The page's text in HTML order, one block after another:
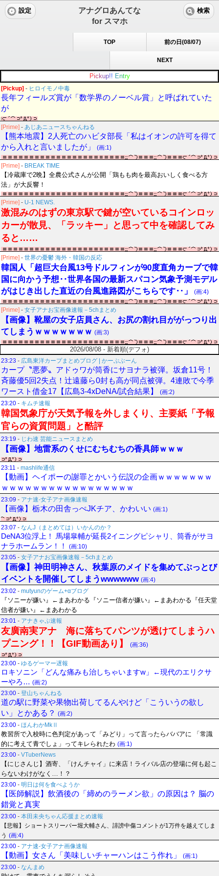
アナグロあんてな
for スマホ
設定 検索
TOP 前の日(08/07)
NEXT
Pic kup!! Entry
[Pickup] - ヒロイモノ中毒
長年フィールズ賞が「数学界のノーベル賞」と呼ばれていた
が
[Prime] - あじあニュースちゃんねる
【熊本地震】2人死亡のハビタ部長「私はイオンの許可を得て
から入れと言いましたが」
(画:1)
[Prime] - BREAK TIME
【冷蔵庫で2晩】全農公式さんが公開「鶏もも肉を最高おいしく食べる方
法」が大反響！
[Prime] - U-1 NEWS.
激混みのはずの東京駅で鍵が空いているコインロッ
カーが散見、「ラッキー」と思って中を確認してみ
ると……
[Prime] - 世界の憂鬱 海外・韓国の反応
韓国人「超巨大台風13号ドルフィンが90度直角カーブで韓
国に向かう予想‥世界各国の最新スパコン気象予測モデル
がはじき出した直近の台風進路図がこちらです‥」
(画:4)
[Prime] - 女子アナお宝画像速報－5chまとめ
【画像】靴屋の女子店員さん、お尻の割れ目ががっつり出
てしまうｗｗｗｗｗｗｗ (画:3)
2026/08/08 - 新着順(デフォ)
23:23 - 広島東洋カープまとめブログ | かーぷぶーん
カープ〝悪夢〟アドゥワが筒香にサヨナラ被弾。坂倉11号！
斉藤優5回2失点！辻遠藤ら0封も高が同点被弾。4連敗で今季
ワースト借金17【広島3-4xDeNA/試合結果】
(画:2)
23:20 - キムチ速報
韓国気象庁が天気予報を外しまくり、主要紙「予報
官らの資質問題」と酷評
23:19 - じわ速 芸能ニュースまとめ
【画像】地雷系のくせにむちむちの香具師ｗｗｗ
23:11 - mashlife通信
【動画】ヘイポーの謝罪とかいう伝説の企画ｗｗｗｗｗｗｗ
ｗｗｗｗｗｗｗｗｗｗｗｗｗｗｗｗｗ
23:09 - アナ速‐女子アナ画像速報
【画像】栃木の田舎っぺJKチア、かわいい (画:1)
23:07 - なんJ（まとめては）いかんのか？
DeNA3位浮上！ 馬場皐輔が延長2イニングピシャリ、筒香がサヨ
ナラホームラン！！
(画:10)
23:05 - 女子アナお宝画像速報－5chまとめ
【画像】神田明神さん、秋葉原のメイドを集めてぶっとび
イベントを開催してしまうwwwwww (画:4)
23:02 - mutyunのゲーム+αブログ
『ソニーが嫌い』←まあわかる『ソニー信者が嫌い』←まあわかる『任天堂
信者が嫌い』←まあわかる
23:01 - アナきゃぷ速報
友廣南実アナ 海に落ちてパンツが透けてしまうハ
プニング！！【GIF動画あり】
(画:36)
23:00 - ゆるゲーマー遅報
ロキソニン「どんな痛みも治しちゃいますw」←現代のエリクサ
ーやろ… (画:2)
23:00 - 登山ちゃんねる
道の駅に野菜や果物出荷してるんやけど「こういうの欲し
い」とかある？ (画:2)
23:00 - ほんわかMkⅡ
教習所で入校時に色判定があって「みどり」って言ったらババアに 「常識
的に考えて青でしょ」ってキレられたわ (画:1)
23:00 - VTuberNews
【にじさんじ】酒寄、「けんチャイ」に来店！ライバル店の登場に何も起こ
らないわけがなく…！？
23:00 - 明日は何を食べようか
【医師解説】飲酒後の「締めのラーメン欲」の原因は？ 脳の
錯覚と真実
23:00 - 本田未央ちゃん応援まとめ速報
【悲報】ショートスリーパー堀大輔さん、誹謗中傷コメントが1万件を越えてしま
う (画:4)
23:00 - アナ速‐女子アナ画像速報
【動画】女さん「美味しいチャーハンはこう作れ」
(画:1)
23:00 - なんまめ